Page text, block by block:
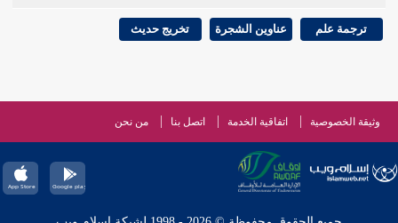
ترجمة علم عناوين الشجرة تخريج حديث
وثيقة الخصوصية اتفاقية الخدمة اتصل بنا من نحن